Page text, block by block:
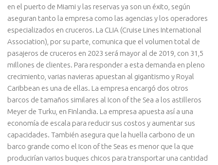
en el puerto de Miami y las reservas ya son un éxito, según
aseguran tanto la empresa como las agencias y los operadores
especializados en cruceros. La CLIA (Cruise Lines International
Association), por su parte, comunica que el volumen total de
pasajeros de cruceros en 2023 será mayor al de 2019, con 31,5
millones de clientes. Para responder a esta demanda en pleno
crecimiento, varias navieras apuestan al gigantismo y Royal
Caribbean es una de ellas. La empresa encargó dos otros
barcos de tamaños similares al Icon of the Sea a los astilleros
Meyer de Turku, en Finlandia. La empresa apuesta así a una
economía de escala para reducir sus costos y aumentar sus
capacidades. También asegura que la huella carbono de un
barco grande como el Icon of the Seas es menor que la que
producirían varios buques chicos para transportar una cantidad